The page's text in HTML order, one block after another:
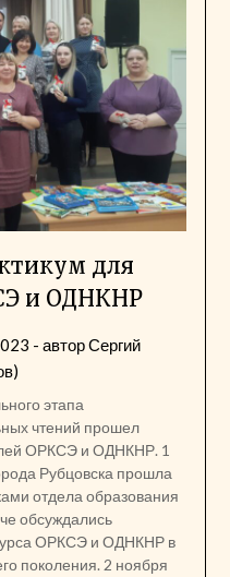
для
и ОДНКНР
- авторСергий
этапа
чтений прошел
ОРКСЭ и ОДНКНР. 1
Рубцовска прошла
отдела образования
обсуждались
ОРКСЭ и ОДНКНР в
поколения. 2 ноября